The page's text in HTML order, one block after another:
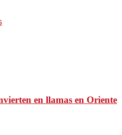
en llamas en Oriente